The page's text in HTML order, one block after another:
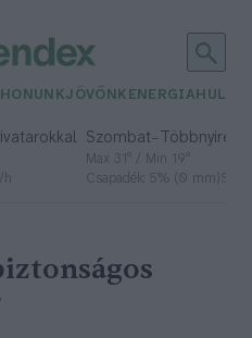
JÖVŐNK ENERGIA
h
Szombat– Többnyire
Max 31° / Min 19°
Csapadék: 5% (0 mm)